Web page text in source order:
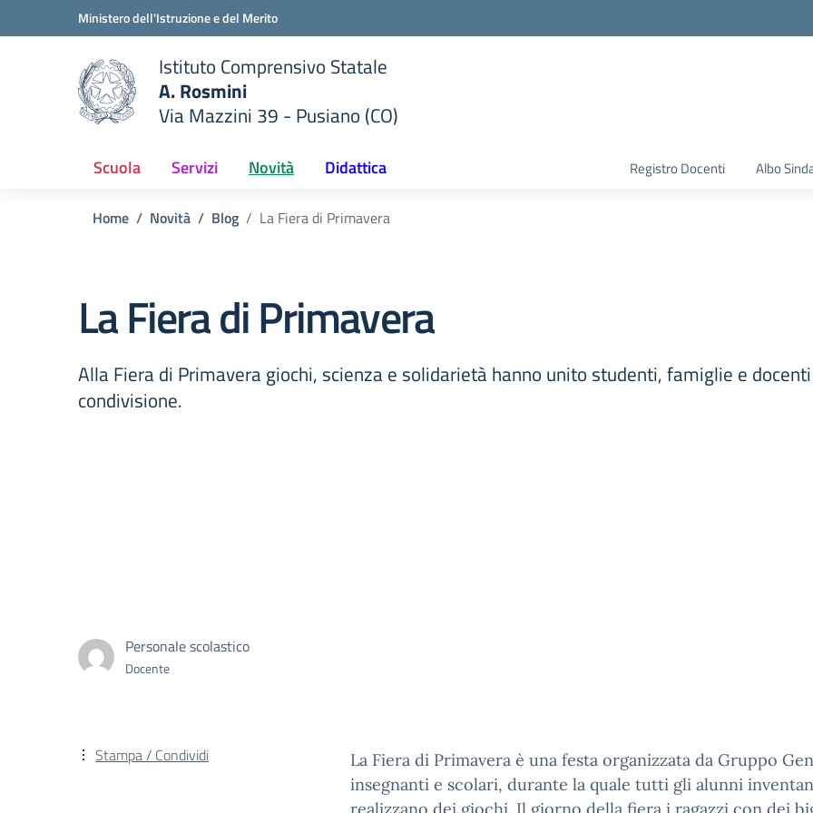
Vai ai contenuti
Vai al menu di navigazioneMinistero dell'Istruzione e del Merito
scuola
Istituto Comprensivo Statale
A. Rosmini
Via Mazzini 39 - Pusiano (CO)
Scuola Servizi Novità Didattica Registro Docenti Albo
Home Novità Blog La Fiera di Primavera
La Fiera di Primavera
Alla Fiera di Primavera giochi, scienza e solidarietà hanno unito studenti, famiglie e
condivisione.
Personale scolastico
Docente
La Fiera di Primavera è una festa organizzata da Gruppo
insegnanti e scolari, durante la quale tutti gli alunni
Stampa / Condividi